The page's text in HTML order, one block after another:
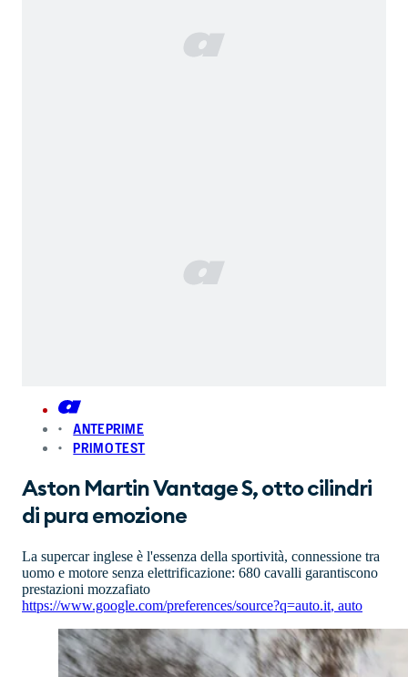
ANTEPRIME
PRIMO TEST
Aston Martin Vantage S, otto cilindri
di pura emozione
La supercar inglese è l'essenza della sportività, connessione tra
uomo e motore senza elettrificazione: 680 cavalli garantiscono
prestazioni mozzafiato
https://www.google.com/preferences/source?q=auto.it, auto